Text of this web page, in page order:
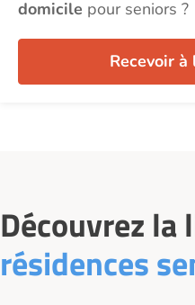
domicile pour seniors ?
Recevoir
Découvrez la
résidences